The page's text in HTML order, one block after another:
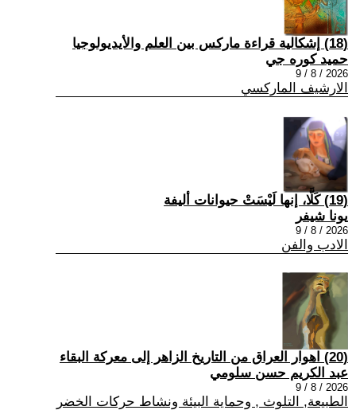
(18) إشكالية قراءة ماركس بين العلم والأيديولوجيا
حميد كوره جي
2026 / 8 / 9
الارشيف الماركسي
(19) كَلَّا، إنها لَيْسَتْ حيوانات أليفة
يونا شيفر
2026 / 8 / 9
الادب والفن
(20) اهوار العراق من التاريخ الزاهر إلى معركة البقاء
عبد الكريم حسن سلومي
2026 / 8 / 9
الطبيعة, التلوث , وحماية البيئة ونشاط حركات الخضر